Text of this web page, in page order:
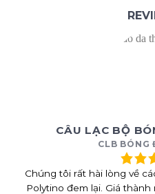
CÂU LẠC BỘ
CLB BÓNG
Chúng tôi rất hài lòng về
Polytino đem lại. Giá